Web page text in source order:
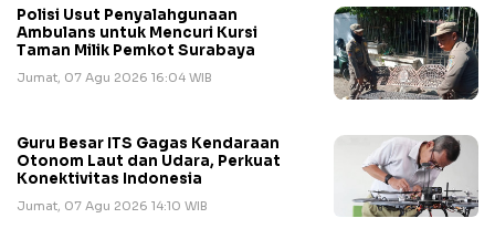
Polisi Usut Penyalahgunaan
Ambulans untuk Mencuri Kursi
Taman Milik Pemkot Surabaya
Jumat, 07 Agu 2026 16:04 WIB
Guru Besar ITS Gagas Kendaraan
Otonom Laut dan Udara, Perkuat
Konektivitas Indonesia
Jumat, 07 Agu 2026 14:10 WIB